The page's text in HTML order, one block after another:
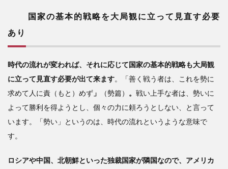
国家の基本的戦略を大局観に立って見直す必要
あり
時代の流れが変われば、それに応じて国家の基本的戦略も大局観
に立って見直す必要が出て来ます。「善く戦う者は、これを勢に
求めて人に責（もと）めず 」 （勢篇） 。 戦い上手な者は、勢いに
よって勝利を得ようとし、個々の力に頼ろうとしない、と言って
います。「勢い」というのは、時代の流れというような意味で
す。
ロシアや中国、北朝鮮といった独裁国家が隣国なので、アメリカ